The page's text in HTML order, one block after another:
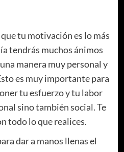
tu motivación es lo más
tendrás muchos ánimos
manera muy personal y
es muy importante para
tu esfuerzo y tu labor
sino también social. Te
todo lo que realices.
dar a manos llenas el